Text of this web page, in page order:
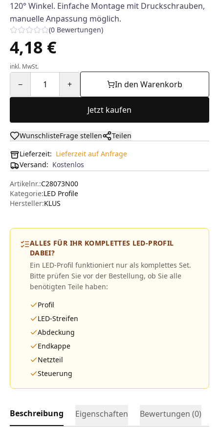
120° Winkel. Einfache Montage mit Druckschrauben,
manuelle Anpassung möglich.
(0 Bewertungen)
4,18 €
inkl. MwSt.
− 1 + In den Warenkorb
Jetzt kaufen
WunschlisteFrage stellen
Teilen
Lieferzeit: Lieferzeit auf Anfrage
Versand: Kostenlos
Artikelnr.:C28073N00
Kategorie:LED Profile
Hersteller:KLUS
ALLES FÜR IHR KOMPLETTES LED-PROFIL
DABEI?
Ein LED-Profil funktioniert nur als komplettes Set.
Bitte prüfen Sie vor der Bestellung, ob Sie alle
benötigten Teile haben:
Profil
LED-Streifen
Abdeckung
Endkappe
Netzteil
Steuerung
Beschreibung Eigenschaften Bewertungen (0)